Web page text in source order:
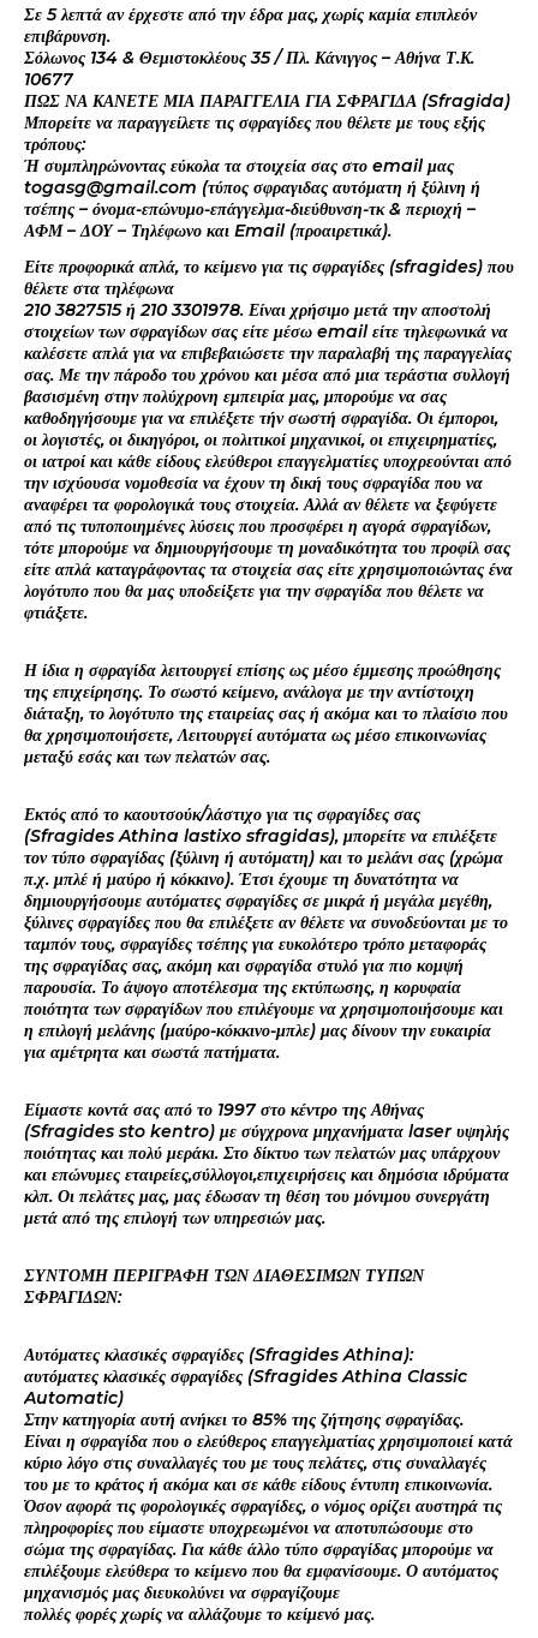
Σε 5 λεπτά αν έρχεστε από την έδρα μας, χωρίς καμία επιπλεόν
επιβάρυνση.
Σόλωνος 134 & Θεμιστοκλέους 35 / Πλ. Κάνιγγος – Αθήνα Τ.Κ.
10677
ΠΩΣ ΝΑ ΚΑΝΕΤΕ ΜΙΑ ΠΑΡΑΓΓΕΛΙΑ ΓΙΑ ΣΦΡΑΓΙΔΑ (Sfragida)
Μπορείτε να παραγγείλετε τις σφραγίδες που θέλετε με τους εξής
τρόπους:
Ή συμπληρώνοντας εύκολα τα στοιχεία σας στο email μας
togasg@gmail.com (τύπος σφραγιδας αυτόματη ή ξύλινη ή
τσέπης – όνομα-επώνυμο-επάγγελμα-διεύθυνση-τκ & περιοχή –
ΑΦΜ – ΔΟΥ – Τηλέφωνο και Email (προαιρετικά).
Είτε προφορικά απλά, το κείμενο για τις σφραγίδες (sfragides) που
θέλετε στα τηλέφωνα
210 3827515 ή 210 3301978. Είναι χρήσιμο μετά την αποστολή
στοιχείων των σφραγίδων σας είτε μέσω email είτε τηλεφωνικά να
καλέσετε απλά για να επιβεβαιώσετε την παραλαβή της παραγγελίας
σας. Με την πάροδο του χρόνου και μέσα από μια τεράστια συλλογή
βασισμένη στην πολύχρονη εμπειρία μας, μπορούμε να σας
καθοδηγήσουμε για να επιλέξετε τήν σωστή σφραγίδα. Οι έμποροι,
οι λογιστές, οι δικηγόροι, οι πολιτικοί μηχανικοί, οι επιχειρηματίες,
οι ιατροί και κάθε είδους ελεύθεροι επαγγελματίες υποχρεούνται από
την ισχύουσα νομοθεσία να έχουν τη δική τους σφραγίδα που να
αναφέρει τα φορολογικά τους στοιχεία. Αλλά αν θέλετε να ξεφύγετε
από τις τυποποιημένες λύσεις που προσφέρει η αγορά σφραγίδων,
τότε μπορούμε να δημιουργήσουμε τη μοναδικότητα του προφίλ σας
είτε απλά καταγράφοντας τα στοιχεία σας είτε χρησιμοποιώντας ένα
λογότυπο που θα μας υποδείξετε για την σφραγίδα που θέλετε να
φτιάξετε.
Η ίδια η σφραγίδα λειτουργεί επίσης ως μέσο έμμεσης προώθησης
της επιχείρησης. Το σωστό κείμενο, ανάλογα με την αντίστοιχη
διάταξη, το λογότυπο της εταιρείας σας ή ακόμα και το πλαίσιο που
θα χρησιμοποιήσετε, Λειτουργεί αυτόματα ως μέσο επικοινωνίας
μεταξύ εσάς και των πελατών σας.
Εκτός από το καουτσούκ/λάστιχο για τις σφραγίδες σας
(Sfragides Athina lastixo sfragidas), μπορείτε να επιλέξετε
τον τύπο σφραγίδας (ξύλινη ή αυτόματη) και το μελάνι σας (χρώμα
π.χ. μπλέ ή μαύρο ή κόκκινο). Έτσι έχουμε τη δυνατότητα να
δημιουργήσουμε αυτόματες σφραγίδες σε μικρά ή μεγάλα μεγέθη,
ξύλινες σφραγίδες που θα επιλέξετε αν θέλετε να συνοδεύονται με το
ταμπόν τους, σφραγίδες τσέπης για ευκολότερο τρόπο μεταφοράς
της σφραγίδας σας, ακόμη και σφραγίδα στυλό για πιο κομψή
παρουσία. Το άψογο αποτέλεσμα της εκτύπωσης, η κορυφαία
ποιότητα των σφραγίδων που επιλέγουμε να χρησιμοποιήσουμε και
η επιλογή μελάνης (μαύρο-κόκκινο-μπλε) μας δίνουν την ευκαιρία
για αμέτρητα και σωστά πατήματα.
Είμαστε κοντά σας από το 1997 στο κέντρο της Αθήνας
(Sfragides sto kentro) με σύγχρονα μηχανήματα laser υψηλής
ποιότητας και πολύ μεράκι. Στο δίκτυο των πελατών μας υπάρχουν
και επώνυμες εταιρείες,σύλλογοι,επιχειρήσεις και δημόσια ιδρύματα
κλπ. Οι πελάτες μας, μας έδωσαν τη θέση του μόνιμου συνεργάτη
μετά από της επιλογή των υπηρεσιών μας.
ΣΥΝΤΟΜΗ ΠΕΡΙΓΡΑΦΗ ΤΩΝ ΔΙΑΘΕΣΙΜΩΝ ΤΥΠΩΝ
ΣΦΡΑΓΙΔΩΝ:
Αυτόματες κλασικές σφραγίδες (Sfragides Athina):
αυτόματες κλασικές σφραγίδες (Sfragides Athina Classic
Automatic)
Στην κατηγορία αυτή ανήκει το 85% της ζήτησης σφραγίδας.
Είναι η σφραγίδα που ο ελεύθερος επαγγελματίας χρησιμοποιεί κατά
κύριο λόγο στις συναλλαγές του με τους πελάτες, στις συναλλαγές
του με το κράτος ή ακόμα και σε κάθε είδους έντυπη επικοινωνία.
Όσον αφορά τις φορολογικές σφραγίδες, ο νόμος ορίζει αυστηρά τις
πληροφορίες που είμαστε υποχρεωμένοι να αποτυπώσουμε στο
σώμα της σφραγίδας. Για κάθε άλλο τύπο σφραγίδας μπορούμε να
επιλέξουμε ελεύθερα το κείμενο που θα εμφανίσουμε. Ο αυτόματος
μηχανισμός μας διευκολύνει να σφραγίζουμε
πολλές φορές χωρίς να αλλάζουμε το κείμενό μας.